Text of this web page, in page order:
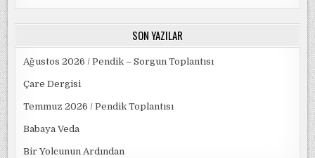
SON YAZILAR
Ağustos 2026 / Pendik – Sorgun Toplantısı
Çare Dergisi
Temmuz 2026 / Pendik Toplantısı
Babaya Veda
Bir Yolcunun Ardından